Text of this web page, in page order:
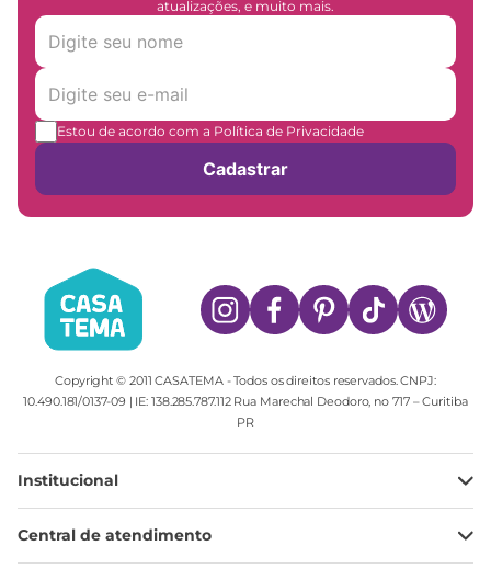
atualizações, e muito mais.
Estou de acordo com a Política de Privacidade
Cadastrar
Copyright © 2011 CASATEMA - Todos os direitos reservados. CNPJ:
10.490.181/0137-09 | IE: 138.285.787.112 Rua Marechal Deodoro, no 717 – Curitiba
PR
Institucional
Minha Conta
Meus pedidos
Central de atendimento
Ajuda